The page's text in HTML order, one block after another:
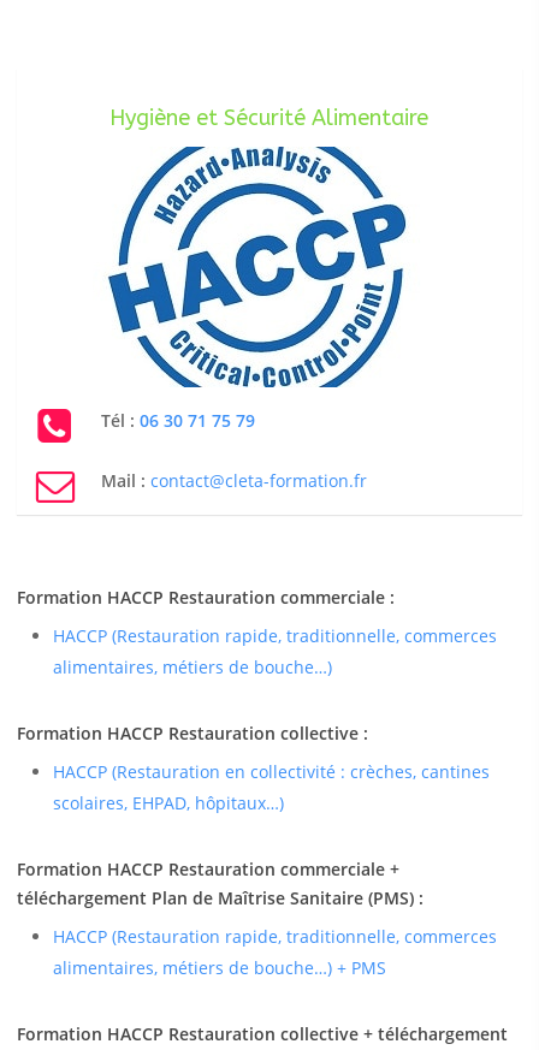
Hygiène et Sécurité Alimentaire
Tél : 06 30 71 75 79
Mail : contact@cleta-formation.fr
Formation HACCP Restauration commerciale :
HACCP (Restauration rapide, traditionnelle, commerces
alimentaires, métiers de bouche…)
Formation HACCP Restauration collective :
HACCP (Restauration en collectivité : crèches, cantines
scolaires, EHPAD, hôpitaux…)
Formation HACCP Restauration commerciale +
téléchargement Plan de Maîtrise Sanitaire (PMS) :
HACCP (Restauration rapide, traditionnelle, commerces
alimentaires, métiers de bouche…) + PMS
Formation HACCP Restauration collective + téléchargement